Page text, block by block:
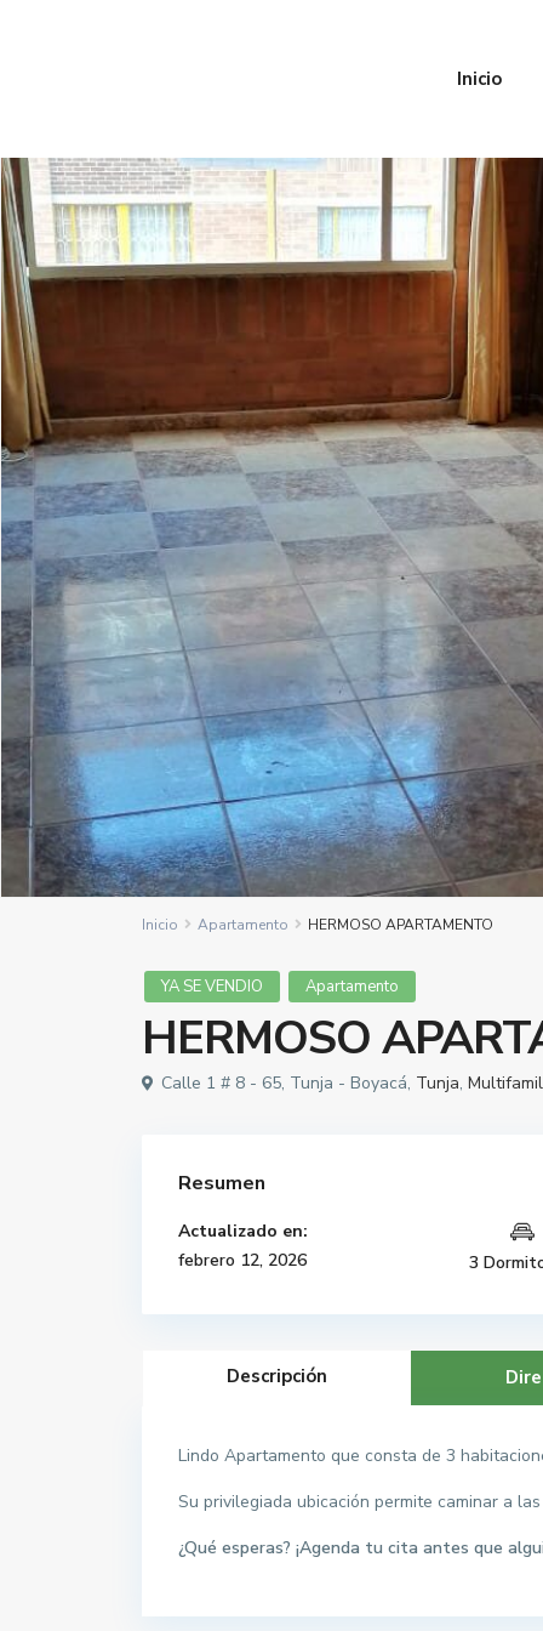
Inicio
Inicio Apartamento HERMOSO APARTAMENTO
YA SE VENDIO Apartamento
HERMOSO
Calle 1 # 8 - 65, Tunja - Boyacá, Tunja,
Resumen
Actualizado en:
febrero 12, 2026
3
Descripción
Lindo Apartamento que consta de 3
Su privilegiada ubicación permite caminar a
¿Qué esperas? ¡Agenda tu cita antes que